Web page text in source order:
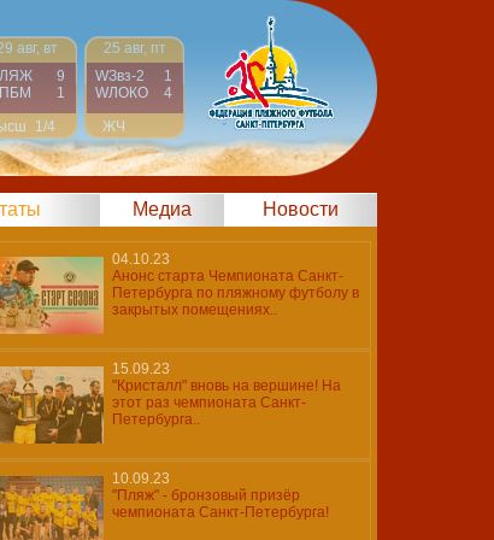
авг, вт
9
1
1/4
25 авг, пт
WЗвз-2
1
WЛОКО
4
ЖЧ
Финал
Медиа Новости
04.10.23
Анонс старта Чемпионата Санкт-
Петербурга по пляжному футболу в
закрытых помещениях..
15.09.23
"Кристалл" вновь на вершине! На
этот раз чемпионата Санкт-
Петербурга..
10.09.23
"Пляж" - бронзовый призёр
чемпионата Санкт-Петербурга!